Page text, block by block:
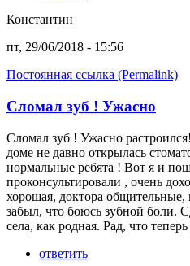
Константин
пт, 29/06/2018 - 15:56
Постоянная ссылка (Permalink)
Сломал зуб ! Ужасно
Сломал зуб ! Ужасно
доме не давно открылась
нормальные ребята ! Вот я и
проконсультировали , очень
хорошая, доктора
забыл, что боюсь зубной боли.
села, как родная. Рад, что
ответить